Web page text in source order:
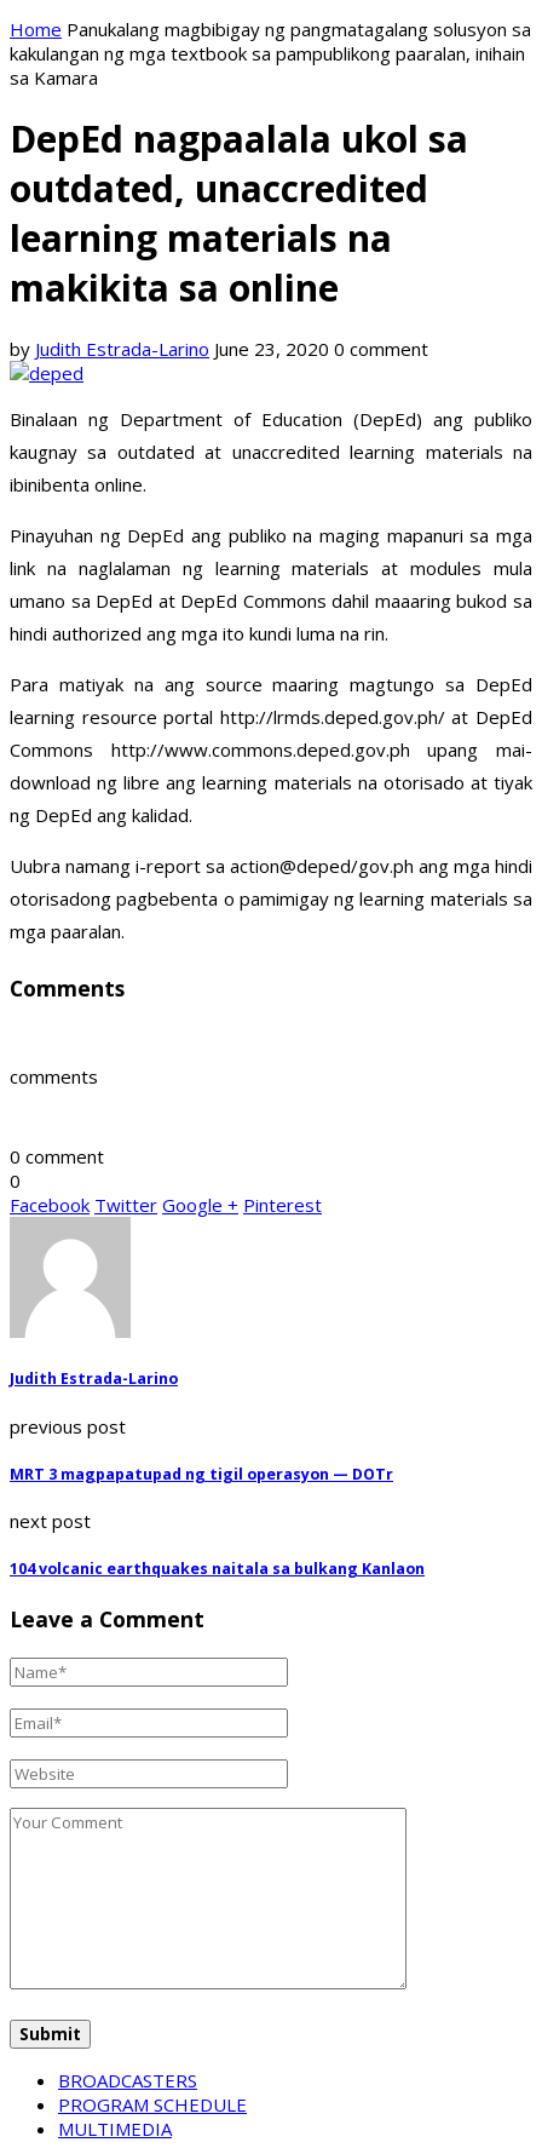
Home Panukalang magbibigay ng pangmatagalang solusyon sa
kakulangan ng mga textbook sa pampublikong paaralan, inihain
sa Kamara
DepEd nagpaalala ukol sa
outdated, unaccredited
learning materials na
makikita sa online
by Judith Estrada-Larino June 23, 2020 0 comment
Binalaan ng Department of Education (DepEd) ang publiko
kaugnay sa outdated at unaccredited learning materials na
ibinibenta online.
Pinayuhan ng DepEd ang publiko na maging mapanuri sa mga
link na naglalaman ng learning materials at modules mula
umano sa DepEd at DepEd Commons dahil maaaring bukod sa
hindi authorized ang mga ito kundi luma na rin.
Para matiyak na ang source maaring magtungo sa DepEd
learning resource portal http://lrmds.deped.gov.ph/ at DepEd
Commons http://www.commons.deped.gov.ph upang mai-
download ng libre ang learning materials na otorisado at tiyak
ng DepEd ang kalidad.
Uubra namang i-report sa action@deped/gov.ph ang mga hindi
otorisadong pagbebenta o pamimigay ng learning materials sa
mga paaralan.
Comments
comments
0 comment
0
Facebook Twitter Google + Pinterest
Judith Estrada-Larino
previous post
MRT 3 magpapatupad ng tigil operasyon — DOTr
next post
104 volcanic earthquakes naitala sa bulkang Kanlaon
Leave a Comment
BROADCASTERS
PROGRAM SCHEDULE
MULTIMEDIA